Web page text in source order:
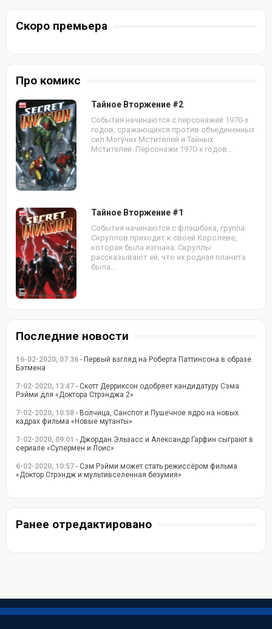
Скоро премьера
Про комикс
Тайное Вторжение #2
События начинаются с персонажей 1970-х
годов, сражающихся против объединенных
сил Могучих Мстителей и Тайных
Мстителей. Персонажи 1970-х годов...
Тайное Вторжение #1
События начинаются с флэшбэка, группа
Скруллов приходит к своей Королеве,
которая была изгнана. Скруллы
рассказывают ей, что их родная планета
была...
Последние новости
16-02-2020, 07:36 - Первый взгляд на Роберта Паттинсона в образе
Бэтмена
7-02-2020, 13:47 - Скотт Дерриксон одобряет кандидатуру Сэма
Рэйми для «Доктора Стрэнджа 2»
7-02-2020, 10:58 - Волчица, Санспот и Пушечное ядро на новых
кадрах фильма «Новые мутанты»
7-02-2020, 09:01 - Джордан Эльзасс и Александр Гарфин сыграют в
сериале «Супермен и Лоис»
6-02-2020, 10:57 - Сэм Рэйми может стать режиссёром фильма
«Доктор Стрэндж и мультивселенная безумия»
Ранее отредактировано